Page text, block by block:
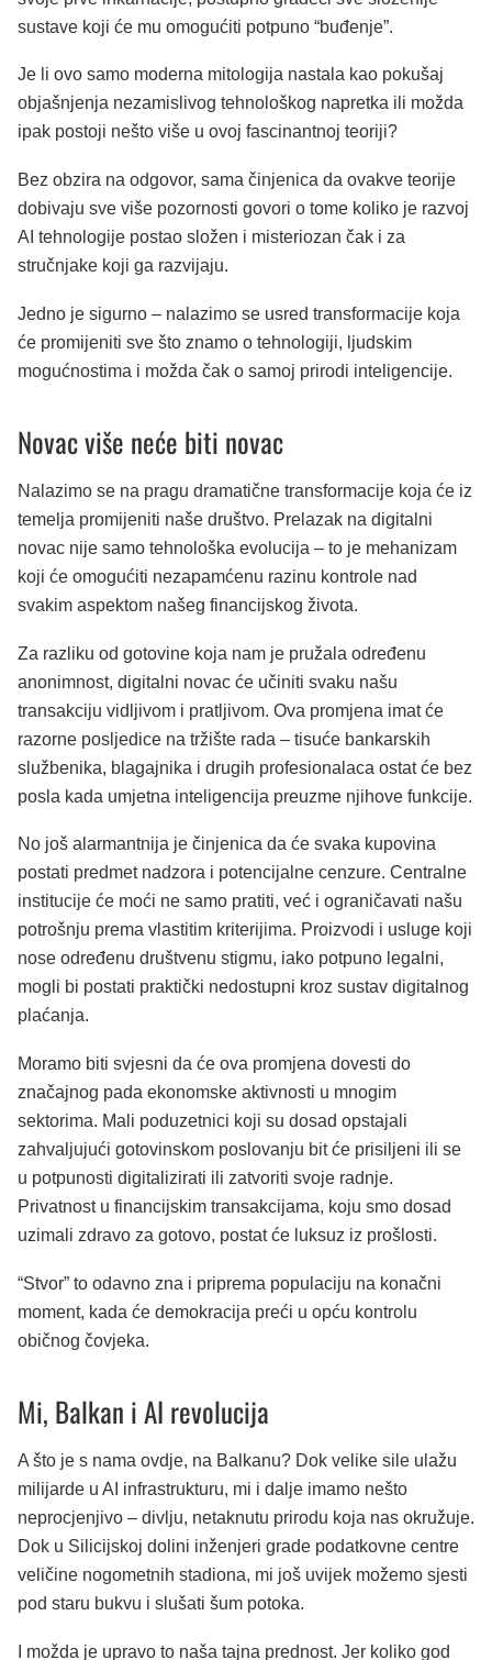
sustave koji će mu omogućiti potpuno “buđenje”.
Je li ovo samo moderna mitologija nastala kao pokušaj
objašnjenja nezamislivog tehnološkog napretka ili možda
ipak postoji nešto više u ovoj fascinantnoj teoriji?
Bez obzira na odgovor, sama činjenica da ovakve teorije
dobivaju sve više pozornosti govori o tome koliko je razvoj
AI tehnologije postao složen i misteriozan čak i za
stručnjake koji ga razvijaju.
Jedno je sigurno – nalazimo se usred transformacije koja
će promijeniti sve što znamo o tehnologiji, ljudskim
mogućnostima i možda čak o samoj prirodi inteligencije.
Novac više neće biti novac
Nalazimo se na pragu dramatične transformacije koja će iz
temelja promijeniti naše društvo. Prelazak na digitalni
novac nije samo tehnološka evolucija – to je mehanizam
koji će omogućiti nezapamćenu razinu kontrole nad
svakim aspektom našeg financijskog života.
Za razliku od gotovine koja nam je pružala određenu
anonimnost, digitalni novac će učiniti svaku našu
transakciju vidljivom i pratljivom. Ova promjena imat će
razorne posljedice na tržište rada – tisuće bankarskih
službenika, blagajnika i drugih profesionalaca ostat će bez
posla kada umjetna inteligencija preuzme njihove funkcije.
No još alarmantnija je činjenica da će svaka kupovina
postati predmet nadzora i potencijalne cenzure. Centralne
institucije će moći ne samo pratiti, već i ograničavati našu
potrošnju prema vlastitim kriterijima. Proizvodi i usluge koji
nose određenu društvenu stigmu, iako potpuno legalni,
mogli bi postati praktički nedostupni kroz sustav digitalnog
plaćanja.
Moramo biti svjesni da će ova promjena dovesti do
značajnog pada ekonomske aktivnosti u mnogim
sektorima. Mali poduzetnici koji su dosad opstajali
zahvaljujući gotovinskom poslovanju bit će prisiljeni ili se
u potpunosti digitalizirati ili zatvoriti svoje radnje.
Privatnost u financijskim transakcijama, koju smo dosad
uzimali zdravo za gotovo, postat će luksuz iz prošlosti.
“Stvor” to odavno zna i priprema populaciju na konačni
moment, kada će demokracija preći u opću kontrolu
običnog čovjeka.
Mi, Balkan i AI revolucija
A što je s nama ovdje, na Balkanu? Dok velike sile ulažu
milijarde u AI infrastrukturu, mi i dalje imamo nešto
neprocjenjivo – divlju, netaknutu prirodu koja nas okružuje.
Dok u Silicijskoj dolini inženjeri grade podatkovne centre
veličine nogometnih stadiona, mi još uvijek možemo sjesti
pod staru bukvu i slušati šum potoka.
I možda je upravo to naša tajna prednost. Jer koliko god